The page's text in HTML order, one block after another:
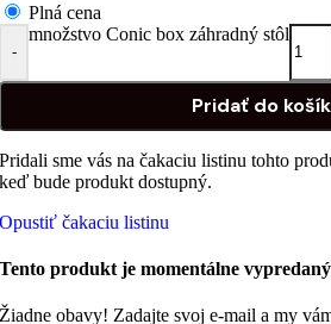
Plná cena
-
množstvo Conic box záhradný stôl
Pridať do
Pridali sme vás na čakaciu listinu tohto
keď bude produkt dostupný.
Opustiť čakaciu listinu
Tento produkt je momentálne
Žiadne obavy! Zadajte svoj e-mail a my